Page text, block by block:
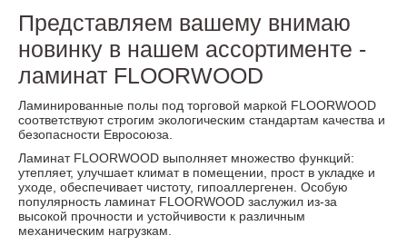
Представляем вашему внимаю
новинку в нашем ассортименте -
ламинат FLOORWOOD
Ламинированные полы под торговой маркой FLOORWOOD
соответствуют строгим экологическим стандартам качества и
безопасности Евросоюза.
Ламинат FLOORWOOD выполняет множество функций:
утепляет, улучшает климат в помещении, прост в укладке и
уходе, обеспечивает чистоту, гипоаллергенен. Особую
популярность ламинат FLOORWOOD заслужил из-за
высокой прочности и устойчивости к различным
механическим нагрузкам.